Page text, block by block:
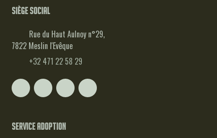
Siège social
Rue du Haut Aulnoy n°29,
7822 Meslin l'Evêque
+32 471 22 58 29
Service adoption